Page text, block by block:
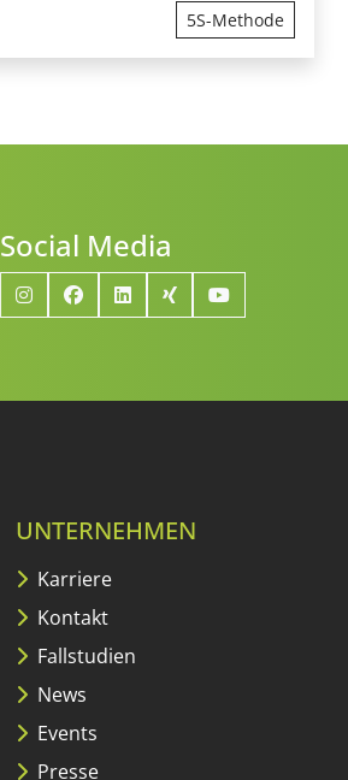
5S-Methode
Social Media
UNTERNEHMEN
Karriere
Kontakt
Fallstudien
News
Events
Presse